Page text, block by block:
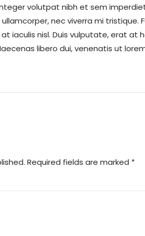
volutpat nibh et sem
nec viverra mi tristique.
iaculis nisl. Duis vulputate, erat at
libero dui, venenatis ut
Required fields are marked *